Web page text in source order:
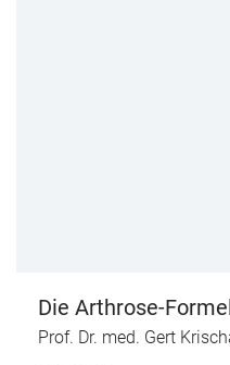
Die Arthrose-
Prof. Dr. med. Gert